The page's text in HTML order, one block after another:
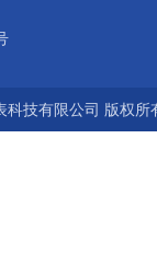
科技有限公司 版权